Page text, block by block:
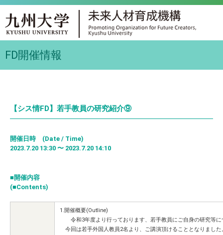
FD開催情報
【シス情FD】若手教員の研究紹介⑨
開催日時 (Date / Time)
2023.7.20 13:30 〜 2023.7.20 14:10
■開催内容
(■Contents)
1.開催
令和3年度より行っております、若手教員にご自身の研究等に
今回は若手外国人教員2名より、ご講演頂けることとなりました